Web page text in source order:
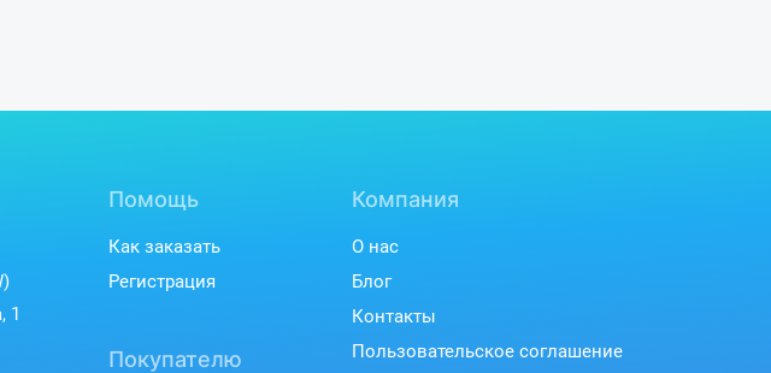
Быстрая смена стиля
1
Помощь
Как заказать
Регистрация
Покупателю
Компания
О нас
Блог
Контакты
Пользовательское соглашение